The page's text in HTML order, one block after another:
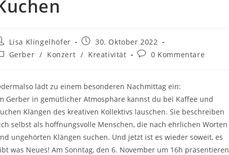
Lisa Klingelhöfer
30. Oktober 2022
Gerber / Konzert / Kreativität 0 Kommentare
lädt zu einem besonderen Nachmittag ein:
Gerber in gemütlicher Atmosphäre kannst du bei Kaffee und
Klängen des kreativen Kollektivs lauschen. Sie beschreiben
selbst als hoffnungsvolle Menschen, die nach ehrlichen Worten
ungehörten Klängen suchen. Und jetzt ist es wieder soweit, es
was Neues! Am Sonntag, den 6. November um 16h präsentieren